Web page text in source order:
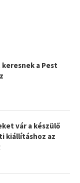
a Pest
vár a készülő
kiállításhoz az